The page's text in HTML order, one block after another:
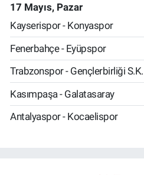
17 Mayıs, Pazar
Kayserispor - Konyaspor
Fenerbahçe - Eyüpspor
Trabzonspor - Gençlerbirliği S.K.
Kasımpaşa - Galatasaray
Antalyaspor - Kocaelispor